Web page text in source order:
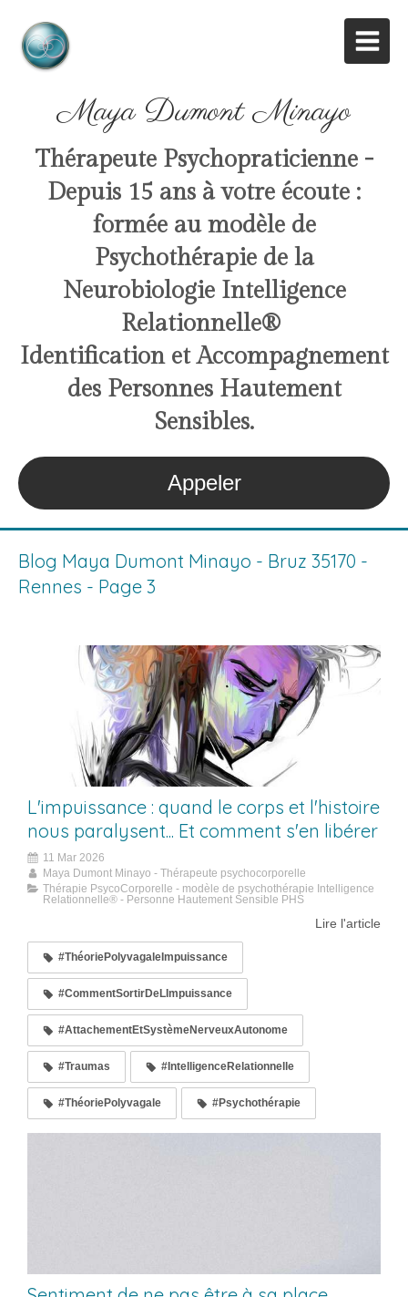
Maya Dumont Minayo
Thérapeute Psychopraticienne -
Depuis 15 ans à votre écoute :
formée au modèle de
Psychothérapie de la
Neurobiologie Intelligence
Relationnelle®
Identification et Accompagnement
des Personnes Hautement
Sensibles.
Appeler
Blog Maya Dumont Minayo - Bruz 35170 -
Rennes - Page 3
L'impuissance : quand le corps et l'histoire
nous paralysent... Et comment s'en libérer
11 Mar 2026
Maya Dumont Minayo - Thérapeute psychocorporelle
Thérapie PsycoCorporelle - modèle de psychothérapie Intelligence
Relationnelle® - Personne Hautement Sensible PHS
Lire l'article
#ThéoriePolyvagaleImpuissance
#CommentSortirDeLImpuissance
#AttachementEtSystèmeNerveuxAutonome
#Traumas #IntelligenceRelationnelle
#ThéoriePolyvagale #Psychothérapie